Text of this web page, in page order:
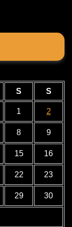
S S
1 2
8 9
15 16
22 23
29 30